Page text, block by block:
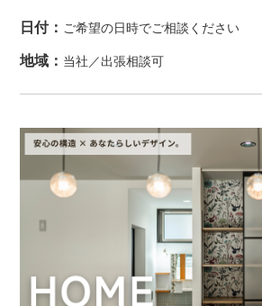
日付： ご希望の日時でご相談ください
地域： 当社／出張相談可